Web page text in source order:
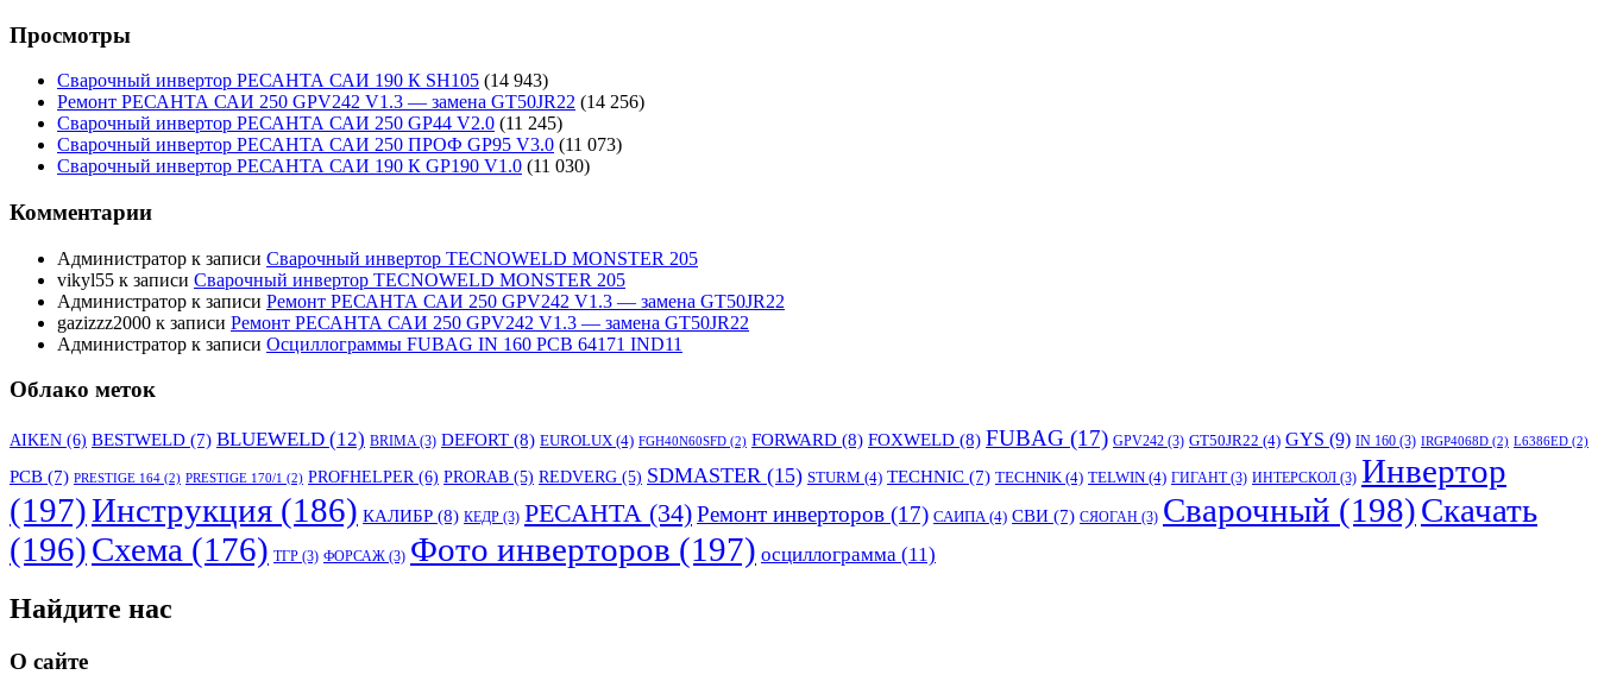
Просмотры
Сварочный инвертор РЕСАНТА САИ 190 К SH105 (14 943)
Ремонт РЕСАНТА САИ 250 GPV242 V1.3 — замена GT50JR22 (14 256)
Сварочный инвертор РЕСАНТА САИ 250 GP44 V2.0 (11 245)
Сварочный инвертор РЕСАНТА САИ 250 ПРОФ GP95 V3.0 (11 073)
Сварочный инвертор РЕСАНТА САИ 190 К GP190 V1.0 (11 030)
Комментарии
Администратор к записи Сварочный инвертор TECNOWELD MONSTER 205
vikyl55 к записи Сварочный инвертор TECNOWELD MONSTER 205
Администратор к записи Ремонт РЕСАНТА САИ 250 GPV242 V1.3 — замена GT50JR22
gazizzz2000 к записи Ремонт РЕСАНТА САИ 250 GPV242 V1.3 — замена GT50JR22
Администратор к записи Осциллограммы FUBAG IN 160 PCB 64171 IND11
Облако меток
AIKEN (6) BESTWELD (7) BLUEWELD (12) BRIMA(3) DEFORT (8) EUROLUX (4) FGH40N60SFD (2) FORWARD (8) FOXWELD (8) FUBAG (17) GPV242 (3) GT50JR22 (4) GYS (9) IN 160 (3) IRGP4068D (2) L6386ED (2)
PCB (7) PRESTIGE 164 (2) PRESTIGE 170/1 (2) PROFHELPER (6) PRORAB (5) REDVERG (5) SDMASTER (15) STURM (4) TECHNIC (7) TECHNIK (4) TELWIN (4) ГИГАНТ(3) ИНТЕРСКОЛ (3) Инвертор
(197)Инструкция (186) КАЛИБР (8) КЕДР (3) РЕСАНТА (34)Ремонт инверторов (17) САИПА(4) СВИ (7) СЯОГАН (3) Сварочный (198)Скачать
(196)Схема (176) ТГР (3) ФОРСАЖ (3) Фото инверторов (197) осциллограмма (11)
Найдите нас
О сайте